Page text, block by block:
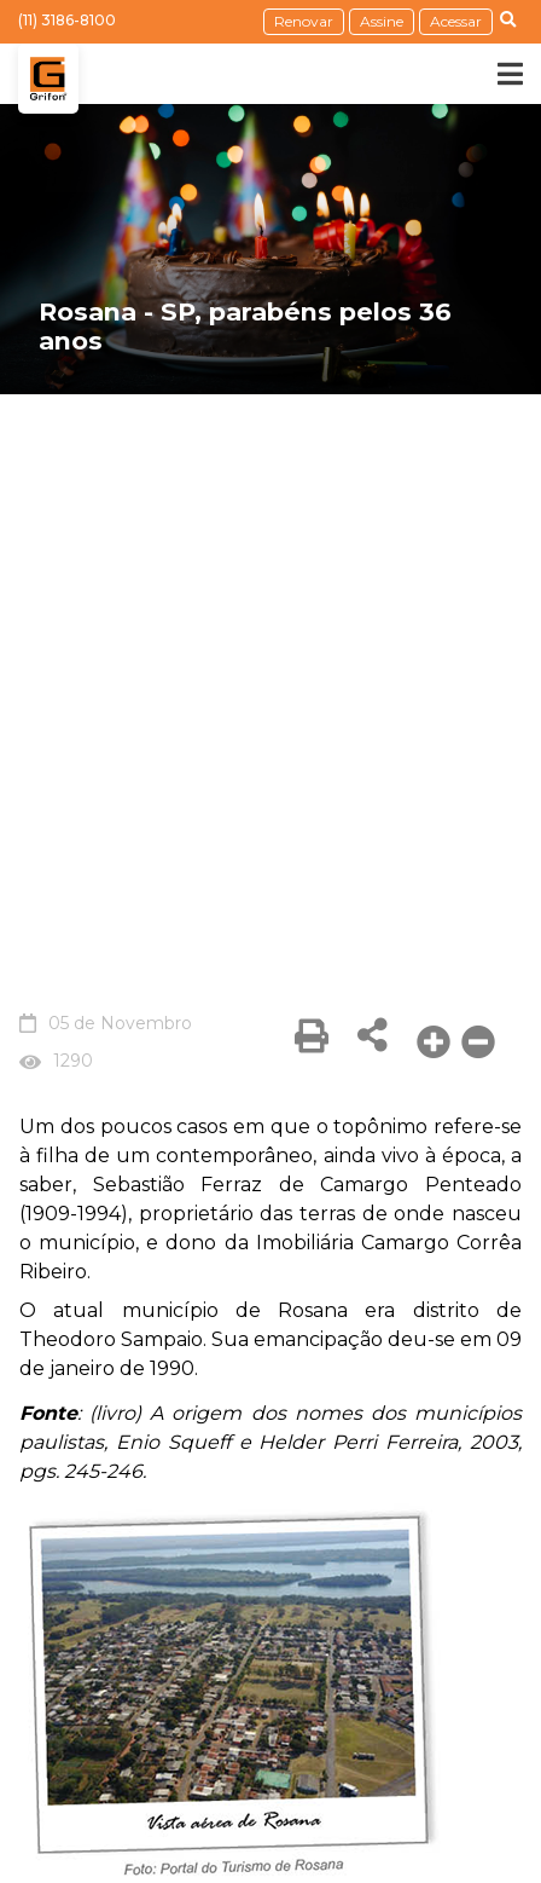
(11) 3186-8100 Renovar Assine Acessar
Rosana - SP, parabéns pelos 36
anos
05 de Novembro
1290
Um dos poucos casos em que o topônimo refere-se
à filha de um contemporâneo, ainda vivo à época, a
saber, Sebastião Ferraz de Camargo Penteado
(1909-1994), proprietário das terras de onde nasceu
o município, e dono da Imobiliária Camargo Corrêa
Ribeiro.
O atual município de Rosana era distrito de
Theodoro Sampaio. Sua emancipação deu-se em 09
de janeiro de 1990.
Fonte: (livro) A origem dos nomes dos municípios
paulistas, Enio Squeff e Helder Perri Ferreira, 2003,
pgs. 245-246.